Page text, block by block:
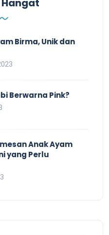
Birma, Unik dan
Berwarna Pink?
Anak Ayam
yang Perlu